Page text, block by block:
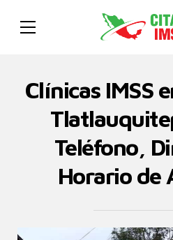
Clínicas IMSS
Teléfono,
Horario de